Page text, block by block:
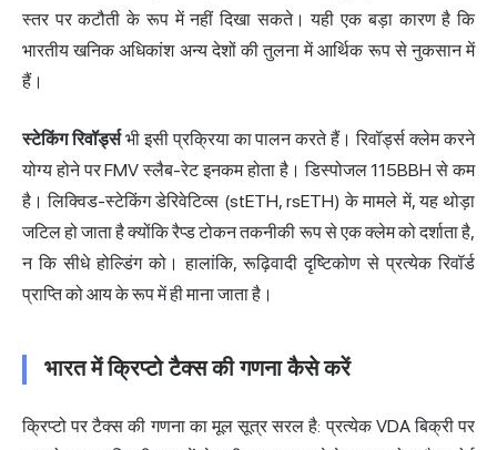
स्तर पर कटौती के रूप में नहीं दिखा सकते। यही एक बड़ा कारण है कि
भारतीय खनिक अधिकांश अन्य देशों की तुलना में आर्थिक रूप से नुकसान में
हैं।
स्टेकिंग रिवॉर्ड्सभी इसी प्रक्रिया का पालन करते हैं। रिवॉर्ड्स क्लेम करने
योग्य होने पर FMV स्लैब-रेट इनकम होता है। डिस्पोजल 115BBH से कम
है। लिक्विड-स्टेकिंग डेरिवेटिव्स (stETH, rsETH) के मामले में, यह थोड़ा
जटिल हो जाता है क्योंकि रैप्ड टोकन तकनीकी रूप से एक क्लेम को दर्शाता है,
न कि सीधे होल्डिंग को। हालांकि, रूढ़िवादी दृष्टिकोण से प्रत्येक रिवॉर्ड
प्राप्ति को आय के रूप में ही माना जाता है।
भारत में क्रिप्टो टैक्स की गणना कैसे करें
क्रिप्टो पर टैक्स की गणना का मूल सूत्र सरल है: प्रत्येक VDA बिक्री पर